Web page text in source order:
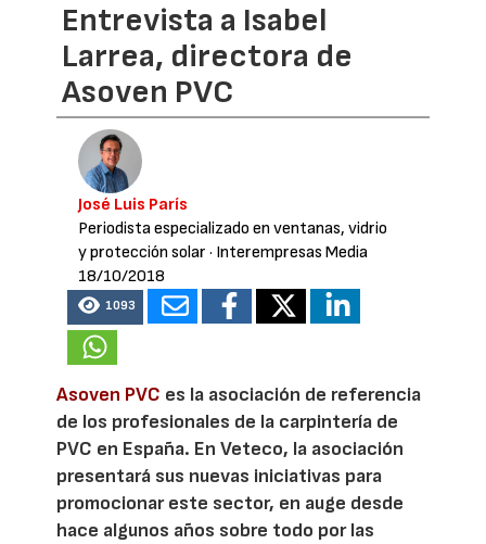
Entrevista a Isabel
Larrea, directora de
Asoven PVC
José Luis París
Periodista especializado en ventanas, vidrio
y protección solar · Interempresas Media
18/10/2018
1093
Asoven PVC es la asociación de referencia
de los profesionales de la carpintería de
PVC en España. En Veteco, la asociación
presentará sus nuevas iniciativas para
promocionar este sector, en auge desde
hace algunos años sobre todo por las